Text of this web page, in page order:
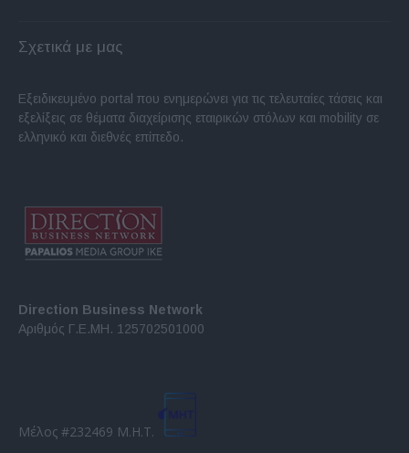
Σχετικά με μας
Εξειδικευμένο portal που ενημερώνει για τις τελευταίες τάσεις και
εξελίξεις σε θέματα διαχείρισης εταιρικών στόλων και mobility σε
ελληνικό και διεθνές επίπεδο.
Direction Business Network
Αριθμός Γ.Ε.ΜΗ. 125702501000
Μέλος #232469 Μ.Η.Τ.